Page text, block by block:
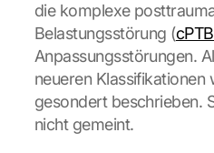
die komplexe
Belastungsstörung (
Anpassungsstörungen.
neueren Klassifikationen
gesondert beschrieben.
nicht gemeint.
.
D
b
e
i
w